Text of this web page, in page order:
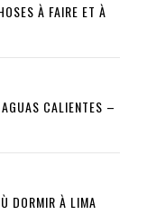
À FAIRE ET À
CALIENTES –
DORMIR À LIMA